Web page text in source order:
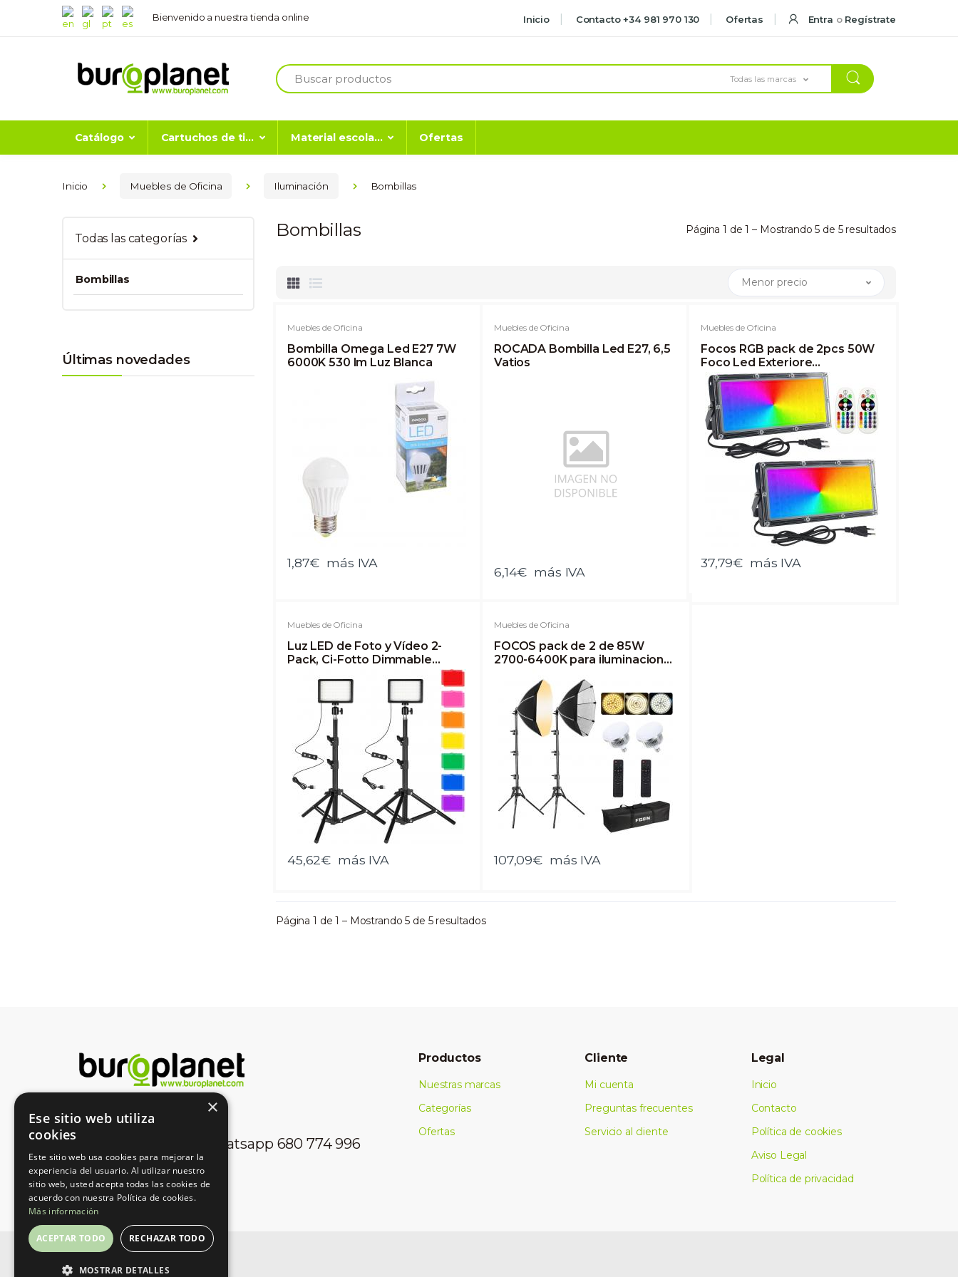
Bienvenido a nuestra tienda online Inicio Contacto +34 981 970 130 Ofertas Entra oRegístrate
Buscar
Todas las marcas
Catálogo Cartuchos de ti... Material escola... Ofertas
Inicio Muebles de Oficina Iluminación Bombillas
Todas las categorías
Bombillas
Últimas novedades
Bombillas Página 1 de 1 – Mostrando 5 de 5 resultados
Menor precio
Muebles de Oficina
Bombilla Omega Led E27 7W
6000K 530 lm Luz Blanca
1,87€ más IVA
Muebles de Oficina
ROCADA Bombilla Led E27, 6,5
Vatios
6,14€ más IVA
Muebles de Oficina
Focos RGB pack de 2pcs 50W
Foco Led Exteriore
Impermeable IP65 16 colores y
4 modos Cambio de color Luz
de seguridad con Control
Remoto,para Jardín, Fiesta,
Navidad Iluminación
37,79€ más IVA
Muebles de Oficina
Luz LED de Foto y Vídeo 2-
Pack, Ci-Fotto Dimmable
5600K USB Luz Continua de
Fotografía con Trípodes y
Filtros de Color para Estudios
de Fotografía, Youtube, TikTok,
Grabación de Video, Game
Streaming
45,62€ más IVA
Muebles de Oficina
FOCOS pack de 2 de 85W
2700-6400K para iluminacion
softbox Kit fotografia con 1.5m
Totalmente Ajustable Soportes
de luz para fotografía de
Retrato, Live Streaming,
Youtube Video
107,09€ más IVA
Página 1 de 1 – Mostrando 5 de 5 resultados
Contacta con nosotros
981 970 130 / Whatsapp 680 774 996
Productos
Nuestras marcas
Categorías
Ofertas
Cliente
Mi cuenta
Preguntas frecuentes
Servicio al cliente
Legal
Inicio
Contacto
Política de cookies
Aviso Legal
Política de privacidad
×
Ese sitio web utiliza
cookies
Este sitio web usa cookies para mejorar la
experiencia del usuario. Al utilizar nuestro
sitio web, usted acepta todas las cookies de
acuerdo con nuestra Política de cookies.
Más información
ACEPTAR TODO RECHAZAR TODO
MOSTRAR DETALLES